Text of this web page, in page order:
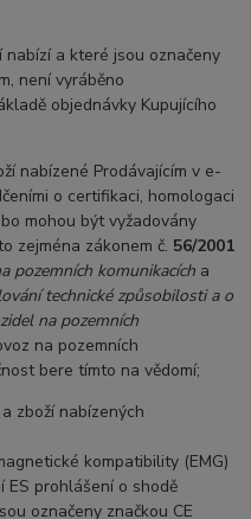
nabízí a které jsou označeny
není vyráběno
objednávky Kupujícího
nabízené Prodávajícím v e-
o certifikaci, homologaci
mohou být vyžadovány
zejména zákonem č. 56/2001
pozemních komunikacích a
technické způsobilosti a o
na pozemních
na pozemních
bere tímto na vědomí;
zboží nabízených
kompatibility (EMG)
ES prohlášení o shodě
označeny značkou CE